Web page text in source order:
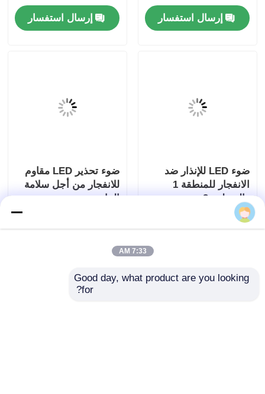
إرسال استفسار إرسال استفسار
ضوء LED للإنذار ضد
الانفجار للمنطقة 1
والمنطقة 2
ضوء تحذير LED مقاوم
للانفجار من أجل سلامة
النبات
7:33 AM
Good day, what product are you looking
for?